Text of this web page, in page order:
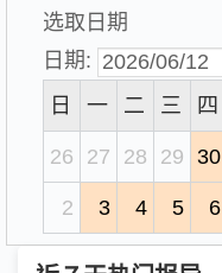
选取日期
日期:
日
一 二 三 四
26 27 28 29 30
2 3 4 5 6